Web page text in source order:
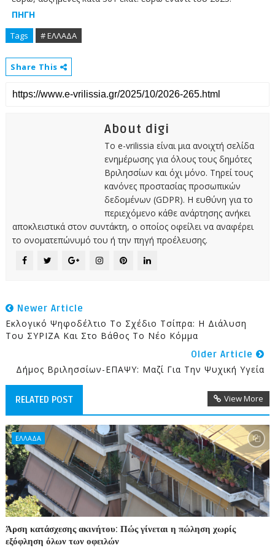
ΠΗΓΗ
Tags # ΕΛΛΑΔΑ
Share This
About digi
Το e-vrilissia είναι μια ανοιχτή σελίδα
ενημέρωσης για όλους τους δημότες
Βριλησσίων και όχι μόνο. Τηρεί τους
κανόνες προστασίας προσωπικών
δεδομένων (GDPR). Η ευθύνη για το
περιεχόμενο κάθε ανάρτησης ανήκει
αποκλειστικά στον συντάκτη, ο οποίος οφείλει να αναφέρει
το ονοματεπώνυμό του ή την πηγή προέλευσης.
Newer Article
Εκλογικό Ψηφοδέλτιο Το Σχέδιο Τσίπρα: Η Διάλυση
Του ΣΥΡΙΖΑ Και Στο Βάθος Το Νέο Κόμμα
Older Article
Δήμος Βριλησσίων-ΕΠΑΨΥ: Μαζί Για Την Ψυχική Υγεία
RELATED POST View More
ΕΛΛΑΔΑ
Άρση κατάσχεσης ακινήτου: Πώς γίνεται η πώληση χωρίς
εξόφληση όλων των οφειλών